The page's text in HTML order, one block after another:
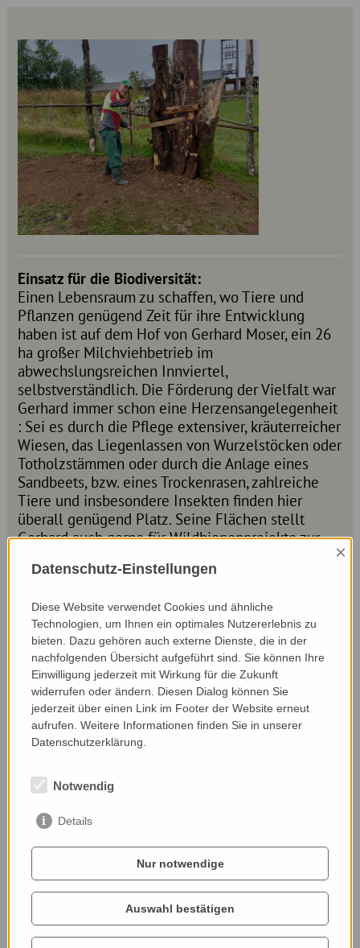
Einsatz für die Biodiversität:
Einen Lebensraum zu schaffen, wo Tiere und
Pflanzen genügend Zeit für ihre Entwicklung
haben ist auf dem Hof von Gerhard Moser, ein 26
ha großer Milchviehbetrieb im
abwechslungsreichen Innviertel,
selbstverständlich. Die Förderung der Vielfalt war
Gerhard immer schon eine Herzensangelegenheit
: Sei es durch die Pflege extensiver, kräuterreicher
Wiesen, das Liegenlassen von Wurzelstöcken oder
Totholzstämmen oder durch die Anlage eines
Sandbeets, bzw. eines Trockenrasen, zahlreiche
Tiere und insbesondere Insekten finden hier
überall genügend Platz. Seine Flächen stellt
Gerhard auch gerne für Wildbienenprojekte zur
wenigen Jahren erfüllte er sich einen besonders
auch der Lebensraum Wasser nicht länger zu kurz
kommt. Neben seltenen Pflanzenarten fühlen
sich Amphibien, Reptilien, Fledermäuse, sowie
unterschiedliche Vogelarten wie Braunkehlchen ,
Wachtel, Rotmilan, Wiesenpieper und
Wachtelkönig auf Gerhards Hof wohl. Als
Mitinitiator des Regionalen Naturschutzplans ist
er gut vernetzt und setzt sich aktiv für
Nominiert von:
Klaus Schrefler
Datenschutz-Einstellungen
×
Diese Website verwendet Cookies und ähnliche
Technologien, um Ihnen ein optimales Nutzererlebnis zu
bieten. Dazu gehören auch externe Dienste, die in der
nachfolgenden Übersicht aufgeführt sind. Sie können Ihre
Einwilligung jederzeit mit Wirkung für die Zukunft
widerrufen oder ändern. Diesen Dialog können Sie
jederzeit über einen Link im Footer der Website erneut
aufrufen. Weitere Informationen finden Sie in unserer
Datenschutzerklärung.
Notwendig
Details
Nur notwendige
Auswahl bestätigen